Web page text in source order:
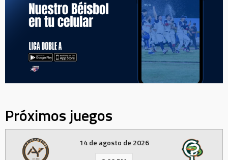
Próximos juegos
14 de agosto de 2026